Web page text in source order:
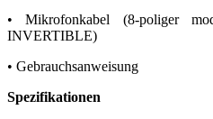
• Mikrofonkabel (8-poliger
INVERTIBLE)
• Gebrauchsanweisung
Spezifikationen